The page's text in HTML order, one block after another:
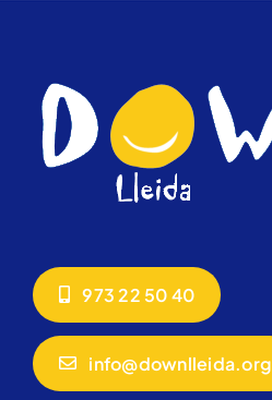
973 22 50 40
info@downlleida.org